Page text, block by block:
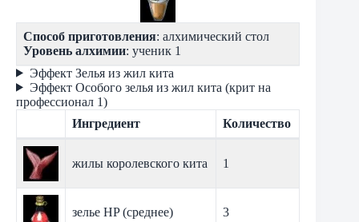
Способ приготовления: алхимический стол
Уровень алхимии: ученик 1
Эффект Зелья из жил кита
Эффект Особого зелья из жил кита (крит на
профессионал 1)
Ингредиент
Количество
жилы королевского кита 1
зелье HP (среднее) 3